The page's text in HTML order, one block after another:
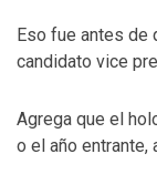
Eso fue antes de
candidato vice
Agrega que el
o el año entrante,